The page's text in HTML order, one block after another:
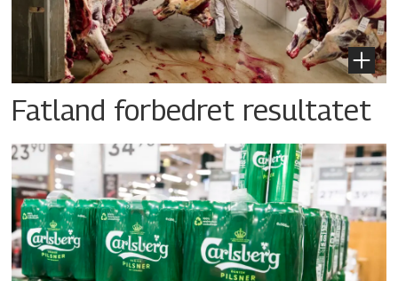
Fatland forbedret resultatet